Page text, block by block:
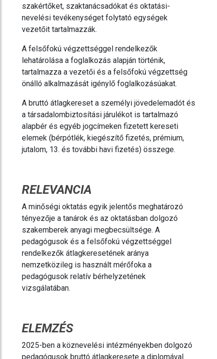
szakértőket, szaktanácsadókat és oktatási-
nevelési tevékenységet folytató egységek
vezetőit tartalmazzák.
A felsőfokú végzettséggel rendelkezők
lehatárolása a foglalkozás alapján történik,
tartalmazza a vezetői és a felsőfokú végzettség
önálló alkalmazását igénylő foglalkozásúakat.
A bruttó átlagkereset a személyi jövedelemadót és
a társadalombiztosítási járulékot is tartalmazó
alapbér és egyéb jogcímeken fizetett kereseti
elemek (bérpótlék, kiegészítő fizetés, prémium,
jutalom, 13. és további havi fizetés) összege.
RELEVANCIA
A minőségi oktatás egyik jelentős meghatározó
tényezője a tanárok és az oktatásban dolgozó
szakemberek anyagi megbecsültsége. A
pedagógusok és a felsőfokú végzettséggel
rendelkezők átlagkeresetének aránya
nemzetközileg is használt mérőfoka a
pedagógusok relatív bérhelyzetének
vizsgálatában.
ELEMZÉS
2025-ben a köznevelési intézményekben dolgozó
pedagógusok bruttó átlagkeresete a diplomával